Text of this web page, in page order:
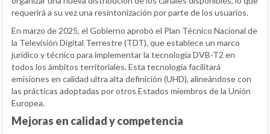
requerirá a su vez una resintonización por parte de los usuarios.
En marzo de 2025, el Gobierno aprobó el Plan Técnico Nacional de
la Televisión Digital Terrestre (TDT), que establece un marco
jurídico y técnico para implementar la tecnología DVB-T2 en
todos los ámbitos territoriales. Esta tecnología facilitará
emisiones en calidad ultra alta definición (UHD), alineándose con
las prácticas adoptadas por otros Estados miembros de la Unión
Europea.
Mejoras en calidad y competencia